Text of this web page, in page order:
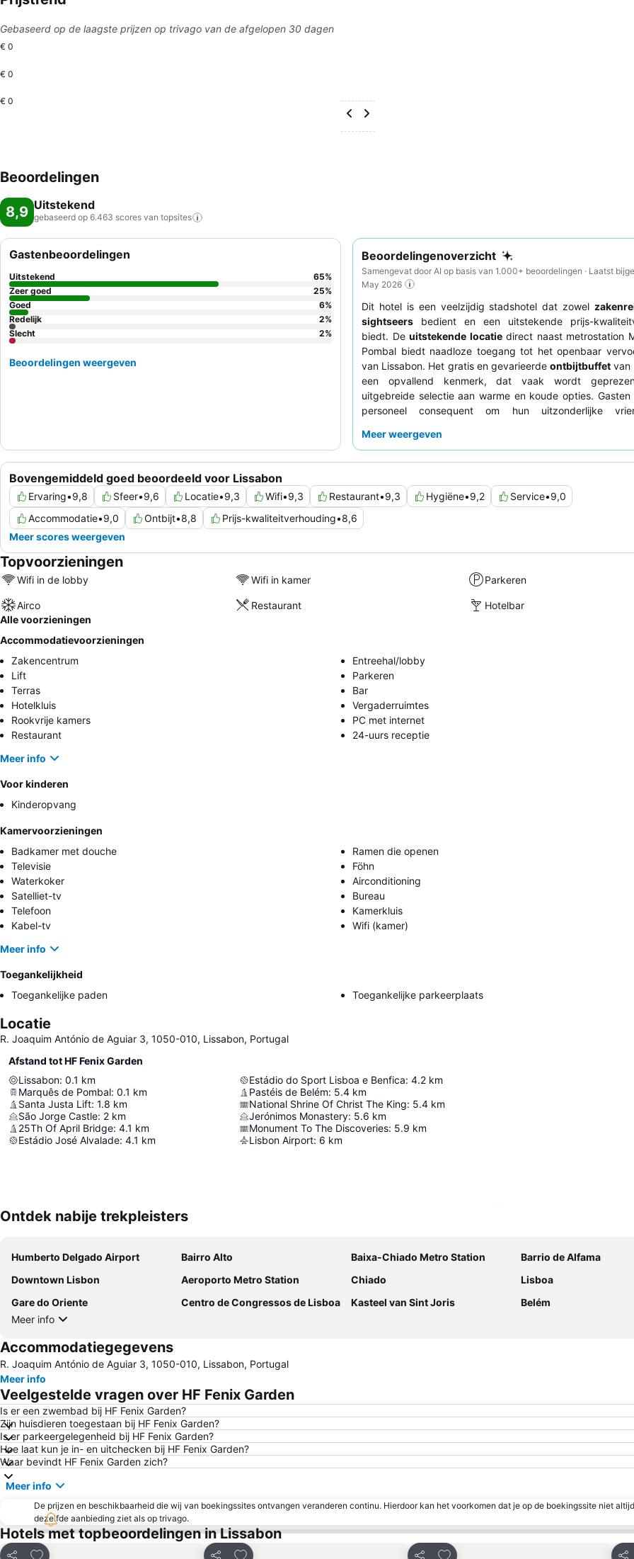
Gebaseerd op de laagste prijzen op trivago van de afgelopen 30 dagen
€ 0
€ 0
€ 0
Beoordelingen
8,9 Uitstekend
gebaseerd op 6.463 scores van topsites
Beoordelingenoverzicht
Samengevat door AI op basis van 1.000+ beoordelingen · Laatst
May 2026
Dit hotel is een veelzijdig stadshotel dat zowel
sightseers bedient en een uitstekende prijs-
biedt. De uitstekende locatiedirect naast metrostation
Pombal biedt naadloze toegang tot het openbaar
van Lissabon. Het gratis en gevarieerdeontbijtbuffet van
een opvallend kenmerk, dat vaak wordt
uitgebreide selectie aan warme en koude opties.
personeel consequent om hun uitzonderlijke
gasten overwegen een kamer aan de binnenplaats aan te
Meer weergeven
Bovengemiddeld goed beoordeeld voor Lissabon
Ervaring•9,8 Sfeer•9,6 Locatie•9,3 Wifi•9,3 Restaurant•9,3 Hygiëne•9,2 Service•9,0
Accommodatie•9,0 Ontbijt•8,8 Prijs-kwaliteitverhouding•8,6
Meer scores weergeven
Gastenbeoordelingen
Uitstekend 65%
Zeer goed
25%
Goed
6%
Redelijk
2%
Slecht
2%
Beoordelingen weergeven
Topvoorzieningen
Wifi in de lobby Wifi in kamer Parkeren
Airco Restaurant
Hotelbar
Alle voorzieningen
Accommodatievoorzieningen
Zakencentrum
Entreehal/lobby
Lift
Parkeren
Terras
Bar
Hotelkluis
Vergaderruimtes
Rookvrije kamers
PC met internet
Restaurant
24-uurs receptie
Meer info
Voor kinderen
Kinderopvang
Kamervoorzieningen
Badkamer met douche
Ramen die openen
Televisie
Föhn
Waterkoker
Airconditioning
Satelliet-tv
Bureau
Telefoon
Kamerkluis
Kabel-tv
Wifi (kamer)
Meer info
Toegankelijkheid
Toegankelijke paden
Toegankelijke parkeerplaats
Locatie
R. Joaquim António de Aguiar 3, 1050-010, Lissabon, Portugal
Afstand tot HF Fenix Garden
Lissabon: 0.1 km
Marquês de Pombal: 0.1 km
Santa Justa Lift: 1.8 km
São Jorge Castle: 2 km
25Th Of April Bridge: 4.1 km
Estádio José Alvalade: 4.1 km
Estádio do Sport Lisboa e Benfica: 4.2 km
Pastéis de Belém: 5.4 km
National Shrine Of Christ The King: 5.4 km
Jerónimos Monastery: 5.6 km
Monument To The Discoveries: 5.9 km
Lisbon Airport: 6 km
Ontdek nabije trekpleisters
Humberto Delgado Airport Bairro Alto Baixa-Chiado Metro Station
Barrio de Alfama
Downtown Lisbon
Aeroporto Metro Station Chiado
Lisboa
Gare do Oriente
Centro de Congressos de Lisboa Kasteel van Sint Joris
Belém
Meer info
Accommodatiegegevens
R. Joaquim António de Aguiar 3, 1050-010, Lissabon, Portugal
Meer info
Veelgestelde vragen over HF Fenix Garden
Is er een zwembad bij HF Fenix Garden?
Zijn huisdieren toegestaan bij HF Fenix Garden?
Is er parkeergelegenheid bij HF Fenix Garden?
Hoe laat kun je in- en uitchecken bij HF Fenix Garden?
Waar bevindt HF Fenix Garden zich?
Meer info
De prijzen en beschikbaarheid die wij van boekingssites ontvangen veranderen continu. Hierdoor kan het voorkomen dat je op de boekingssite niet
dezelfde aanbieding ziet als op trivago.
Hotels met topbeoordelingen in Lissabon
Toevoegen aan favorieten Toevoegen aan favorieten Toevoegen aan favorieten